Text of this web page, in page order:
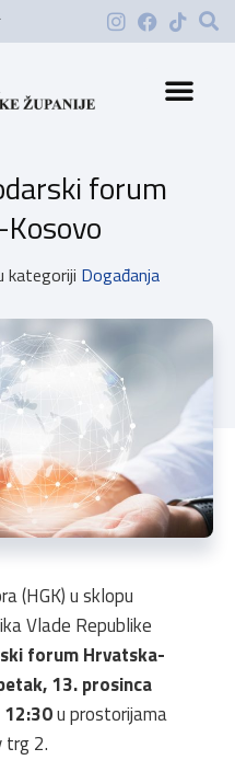
forum
kategoriji Događanja
(HGK) u sklopu
Vlade Republike
forum Hrvatska-
13. prosinca
12:30u prostorijama
trg 2.